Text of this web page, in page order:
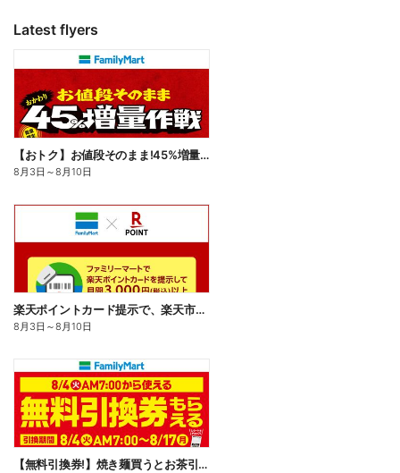
Latest flyers
【おトク】お値段そのまま!45%増量作戦!
8月3日 ～8月10日
楽天ポイントカード提示で、楽天市場でのお買い物がおトクに!
8月3日 ～8月10日
【無料引換券!】焼き麺買うとお茶引換券貰える!